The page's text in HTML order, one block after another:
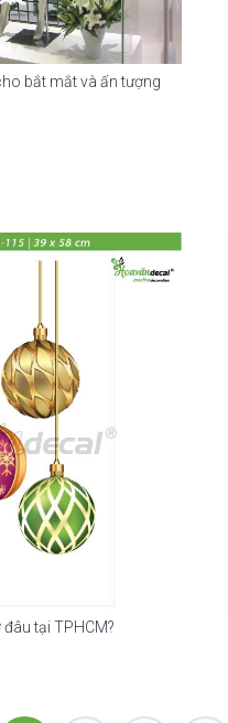
bắt mắt và ấn tượng
tại TPHCM?